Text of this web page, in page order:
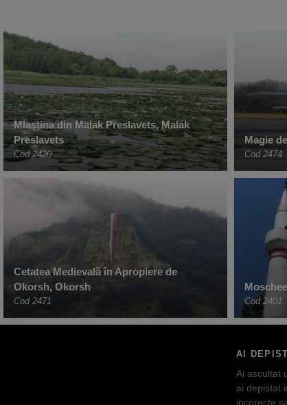
Mlaștina din Malak Preslavets, Malak
Preslavets
Cod 2420
Magie
Cod 2474
Cetatea Medievală în Apropiere de
Okorsh, Okorsh
Cod 2471 Cod 2401
AI
Ai ascultat
ai depistat
incorecte